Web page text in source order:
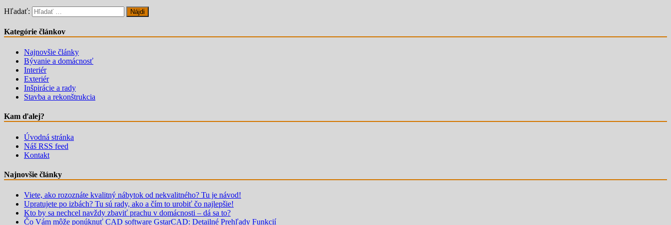
Hľadať:
Kategórie článkov
Najnovšie články
Bývanie a domácnosť
Interiér
Exteriér
Inšpirácie a rady
Stavba a rekonštrukcia
Kam ďalej?
Úvodná stránka
Náš RSS feed
Kontakt
Najnovšie články
Viete, ako rozoznáte kvalitný nábytok od nekvalitného? Tu je návod!
Upratujete po izbách? Tu sú rady, ako a čím to urobiť čo najlepšie!
Kto by sa nechcel navždy zbaviť prachu v domácnosti – dá sa to?
Čo Vám môže ponúknuť CAD software GstarCAD: Detailné Prehľady Funkcií